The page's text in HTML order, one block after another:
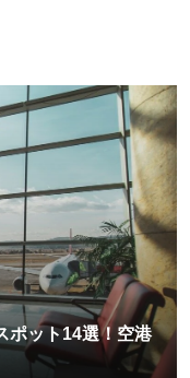
ポット14選！空港